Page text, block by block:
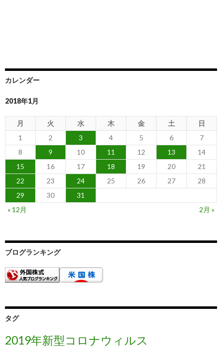
カレンダー
2018年1月
月 火 水 木 金 土
日
1
2 3 4 5 6
7
8
9 10 11 12 13
14
15
16 17 18 19 20
21
22
23 24 25 26 27
28
29
30
31
« 12月
2月 »
ブログランキング
タグ
2019年新型コロナウィルス